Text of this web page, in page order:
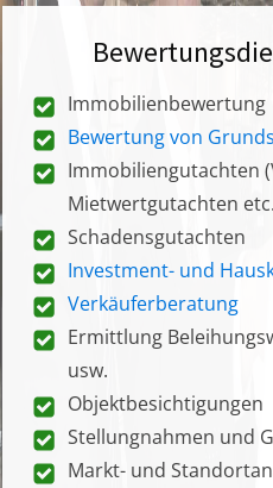
Immobilienbewertung
Bewertung von
Immobiliengutachten
Mietwertgutachten
Schadensgutachten
Investment- und
Verkäuferberatung
Ermittlung
usw.
Objektbesichtigungen
Stellungnahmen und
Markt- und